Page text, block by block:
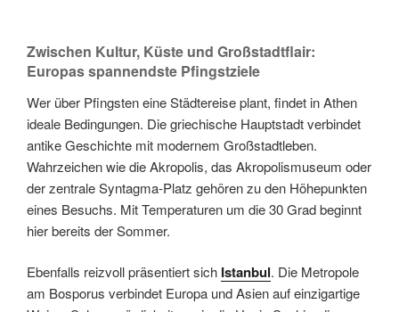
Zwischen Kultur, Küste und Großstadtflair:
Europas spannendste Pfingstziele
Wer über Pfingsten eine Städtereise plant, findet in Athen
ideale Bedingungen. Die griechische Hauptstadt verbindet
antike Geschichte mit modernem Großstadtleben.
Wahrzeichen wie die Akropolis, das Akropolismuseum oder
der zentrale Syntagma-Platz gehören zu den Höhepunkten
eines Besuchs. Mit Temperaturen um die 30 Grad beginnt
hier bereits der Sommer.
Ebenfalls reizvoll präsentiert sich Istanbul. Die Metropole
am Bosporus verbindet Europa und Asien auf einzigartige